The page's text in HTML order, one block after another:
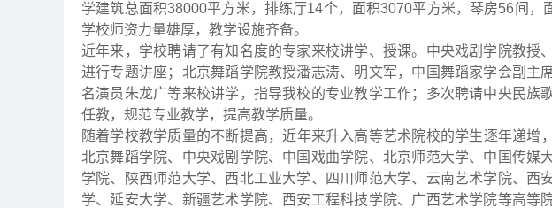
学建筑总面积38000平方米，排练厅14个，面积3070平方米，琴房56间
学校师资力量雄厚，教学设施齐备。
近年来，学校聘请了有知名度的专家来校讲学、授课。中央戏剧学院教授
进行专题讲座；北京舞蹈学院教授潘志涛、明文军，中国舞蹈家学会副主
名演员朱龙广等来校讲学，指导我校的专业教学工作；多次聘请中央民族
任教，规范专业教学，提高教学质量。
随着学校教学质量的不断提高，近年来升入高等艺术院校的学生逐年递增
北京舞蹈学院、中央戏剧学院、中国戏曲学院、北京师范大学、中国传媒
学院、陕西师范大学、西北工业大学、四川师范大学、云南艺术学院、西
学、延安大学、新疆艺术学院、西安工程科技学院、广西艺术学院等高等